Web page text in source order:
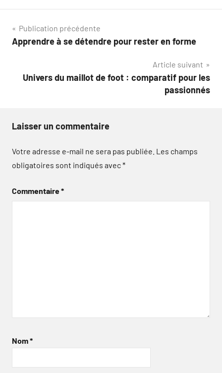
Navigation
de
Publication précédente
Apprendre à se détendre pour rester en forme
Article suivant
Univers du maillot de foot : comparatif pour les
passionnés
Laisser un commentaire
Votre adresse e-mail ne sera pas publiée. Les champs
obligatoires sont indiqués avec*
Commentaire*
Nom*